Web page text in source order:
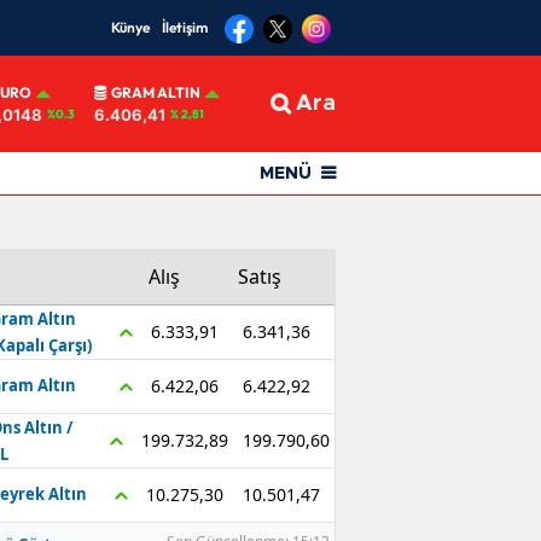
Künye İletişim
%0.3
GRAM ALTIN
6.406,41 % 2,81 Ara
MENÜ
Alış Satış
Altın
Çarşı)
6.333,91 6.341,36
Altın 6.422,06 6.422,92
Altın /
199.732,89 199.790,60
Altın 10.275,30 10.501,47